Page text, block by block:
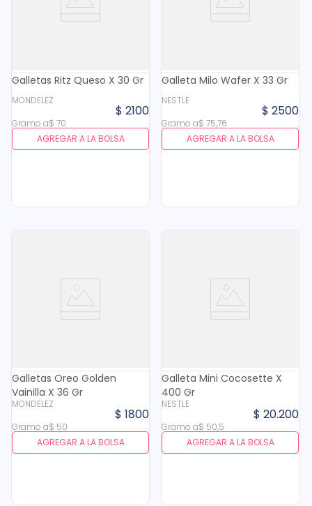
Galletas Ritz Queso X 30 Gr
MONDELEZ
$ 2100
Gramo a$ 70
AGREGAR A LA BOLSA
Galleta Milo Wafer X 33 Gr
NESTLE
$ 2500
Gramo a$ 75,76
AGREGAR A LA BOLSA
Galletas Oreo Golden
Vainilla X 36 Gr
MONDELEZ
$ 1800
Gramo a$ 50
AGREGAR A LA BOLSA
Galleta Mini Cocosette X
400 Gr
NESTLE
$ 20.200
Gramo a$ 50,5
AGREGAR A LA BOLSA